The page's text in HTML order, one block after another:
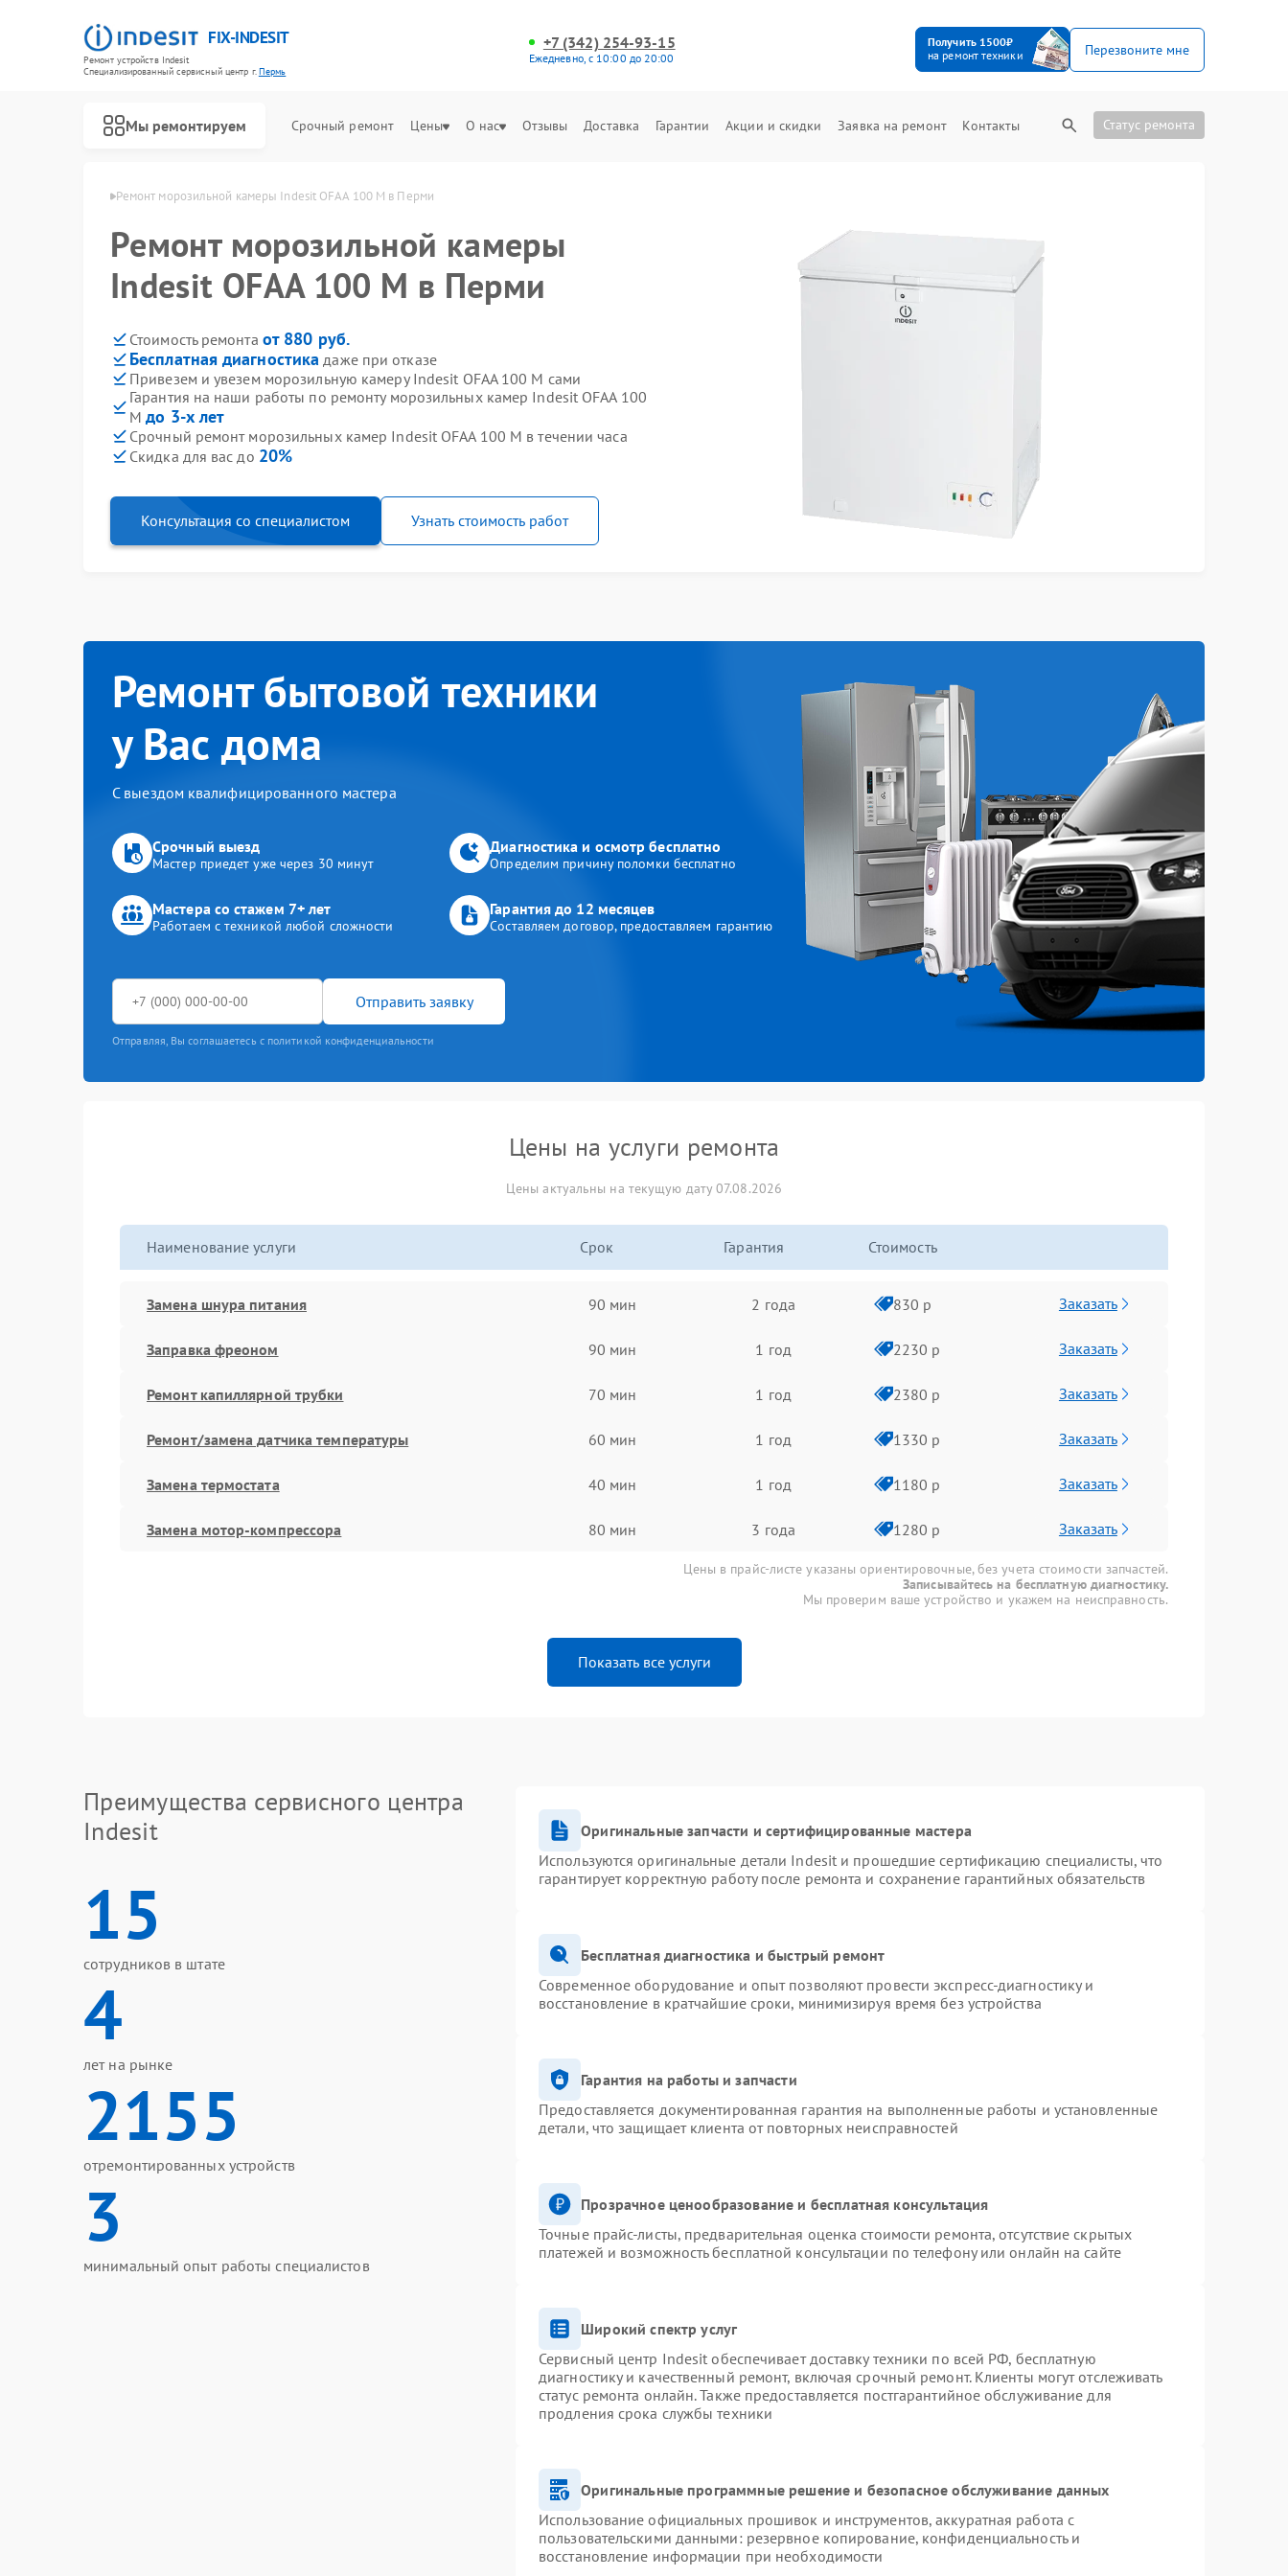
FIX-INDESIT
Ремонт устройств Indesit
Специализированный cервисный центр г.Пермь
+7 (342) 254-93-15
Ежедневно, с 10:00 до 20:00
Получить 1500₽
на ремонт техники
Перезвоните мне
Мы ремонтируем Срочный ремонт Цены О нас Отзывы Доставка Гарантии Акции и скидки Заявка на ремонт Контакты Статус ремонта
Ремонт морозильной камеры Indesit OFAA 100 M в Перми
Ремонт морозильной камеры
Indesit OFAA 100 M в Перми
Стоимость ремонта от 880 руб.
Бесплатная диагностика даже при отказе
Привезем и увезем морозильную камеру Indesit OFAA 100 M сами
Гарантия на наши работы по ремонту морозильных камер Indesit OFAA 100
Mдо 3-х лет
Срочный ремонт морозильных камер Indesit OFAA 100 M в течении часа
Скидка для вас до 20%
Консультация со специалистом Узнать стоимость работ
Ремонт бытовой техники
у Вас дома
С выездом квалифицированного мастера
Срочный выезд
Мастер приедет уже через 30 минут
Диагностика и осмотр бесплатно
Определим причину поломки бесплатно
Мастера со стажем 7+ лет
Работаем с техникой любой сложности
Гарантия до 12 месяцев
Составляем договор, предоставляем гарантию
Отправить заявку
Отправляя, Вы соглашаетесь с политикой конфиденциальности
Цены на услуги ремонта
Цены актуальны на текущую дату 07.08.2026
Наименование услуги Срок Гарантия Стоимость
Замена шнура питания 90 мин 2 года 830 р Заказать
Заправка фреоном 90 мин 1 год 2230 р Заказать
Ремонт капиллярной трубки 70 мин 1 год 2380 р Заказать
Ремонт/замена датчика температуры 60 мин 1 год 1330 р Заказать
Замена термостата 40 мин 1 год 1180 р Заказать
Замена мотор-компрессора 80 мин 3 года 1280 р Заказать
Цены в прайс-листе указаны ориентировочные, без учета стоимости запчастей.
Записывайтесь на бесплатную диагностику.
Мы проверим ваше устройство и укажем на неисправность.
Показать все услуги
Преимущества сервисного центра
Indesit
15
сотрудников в штате
4
лет на рынке
2155
отремонтированных устройств
3
минимальный опыт работы специалистов
Оригинальные запчасти и сертифицированные мастера
Используются оригинальные детали Indesit и прошедшие сертификацию специалисты, что
гарантирует корректную работу после ремонта и сохранение гарантийных обязательств
Бесплатная диагностика и быстрый ремонт
Современное оборудование и опыт позволяют провести экспресс-диагностику и
восстановление в кратчайшие сроки, минимизируя время без устройства
Гарантия на работы и запчасти
Предоставляется документированная гарантия на выполненные работы и установленные
детали, что защищает клиента от повторных неисправностей
Прозрачное ценообразование и бесплатная консультация
Точные прайс-листы, предварительная оценка стоимости ремонта, отсутствие скрытых
платежей и возможность бесплатной консультации по телефону или онлайн на сайте
Широкий спектр услуг
Сервисный центр Indesit обеспечивает доставку техники по всей РФ, бесплатную
диагностику и качественный ремонт, включая срочный ремонт. Клиенты могут отслеживать
статус ремонта онлайн. Также предоставляется постгарантийное обслуживание для
продления срока службы техники
Оригинальные программные решение и безопасное обслуживание данных
Использование официальных прошивок и инструментов, аккуратная работа с
пользовательскими данными: резервное копирование, конфиденциальность и
восстановление информации при необходимости